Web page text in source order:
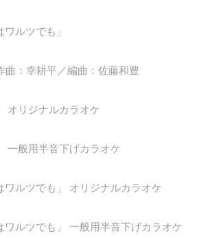
ルツでも」
曲：幸耕平／編曲：佐藤和豊
オリジナルカラオケ
一般用半音下げカラオケ
ワルツでも」 オリジナルカラオケ
ワルツでも」 一般用半音下げカラオケ